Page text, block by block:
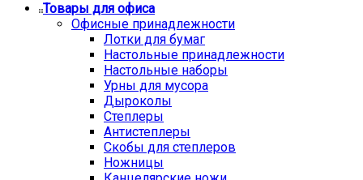
Товары для офиса
Офисные принадлежности
Лотки для бумаг
Настольные принадлежности
Настольные наборы
Урны для мусора
Дыроколы
Степлеры
Антистеплеры
Скобы для степлеров
Ножницы